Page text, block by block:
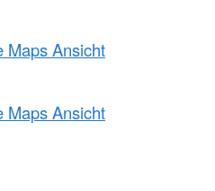
Maps Ansicht
Maps Ansicht